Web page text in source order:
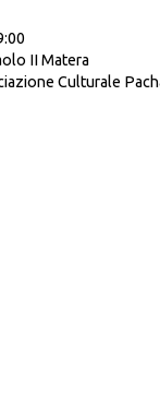
II Matera
Culturale